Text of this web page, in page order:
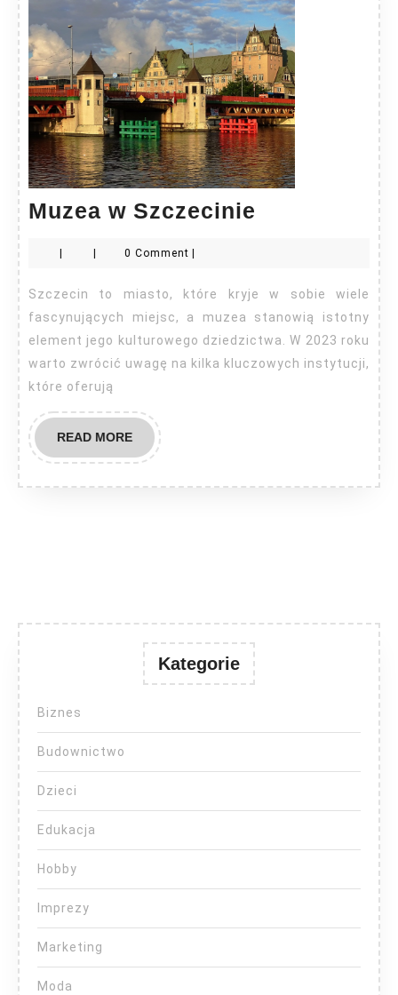
Muzea w Szczecinie
0 Comment
Szczecin to miasto, które kryje w sobie wiele
fascynujących miejsc, a muzea stanowią istotny
element jego kulturowego dziedzictwa. W 2023 roku
warto zwrócić uwagę na kilka kluczowych instytucji,
które oferują
READ MOREREAD
MORE
Kategorie
Biznes
Budownictwo
Dzieci
Edukacja
Hobby
Imprezy
Marketing
Moda